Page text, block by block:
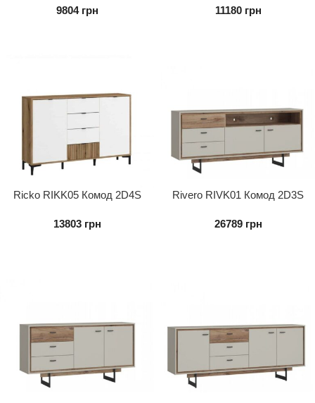
9804 грн 11180 грн
Ricko RIKK05 Комод 2D4S
13803 грн
Rivero RIVK01 Комод 2D3S
26789 грн